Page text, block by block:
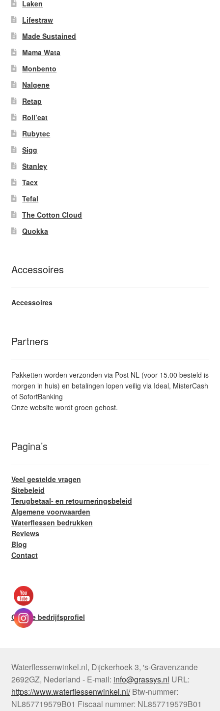
Laken
Lifestraw
Made Sustained
Mama Wata
Monbento
Nalgene
Retap
Roll’eat
Rubytec
Sigg
Stanley
Tacx
Tefal
The Cotton Cloud
Quokka
Accessoires
Accessoires
Partners
Pakketten worden verzonden via Post NL (voor 15.00 besteld is
morgen in huis) en betalingen lopen veilig via Ideal, MisterCash
of SofortBanking
Onze website wordt groen gehost.
Pagina’s
Veel gestelde vragen
Sitebeleid
Terugbetaal- en retourneringsbeleid
Algemene voorwaarden
Waterflessen bedrukken
Reviews
Blog
Contact
Google bedrijfsprofiel
Waterflessenwinkel.nl, Dijckerhoek 3, 's-Gravenzande
2692GZ, Nederland - E-mail: info@grassys.nl URL:
https://www.waterflessenwinkel.nl/ Btw-nummer:
NL857719579B01 Fiscaal nummer: NL857719579B01